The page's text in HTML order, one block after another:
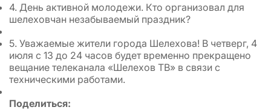
4. День активной молодежи. Кто организовал для
шелеховчан незабываемый праздник?
5. Уважаемые жители города Шелехова! В четверг, 4
июля с 13 до 24 часов будет временно прекращено
вещание телеканала «Шелехов ТВ» в связи с
техническими работами.
Поделиться: